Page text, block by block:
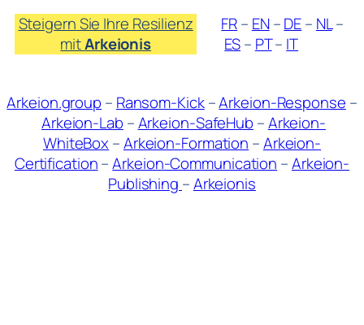
Steigern Sie Ihre Resilienz
mitArkeionis
FR– EN–DE– NL–
ES– PT– IT
Arkeion.group – Ransom-Kick–Arkeion-Response –
Arkeion-Lab –Arkeion-SafeHub –Arkeion-
WhiteBox–Arkeion-Formation –Arkeion-
Certification–Arkeion-Communication –Arkeion-
Publishing –Arkeionis